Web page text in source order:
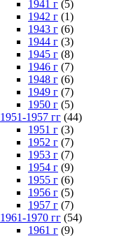
1941 г (5)
1942 г (1)
1943 г (6)
1944 г (3)
1945 г (8)
1946 г (7)
1948 г (6)
1949 г (7)
1950 г (5)
1951-1957 гг (44)
1951 г (3)
1952 г (7)
1953 г (7)
1954 г (9)
1955 г (6)
1956 г (5)
1957 г (7)
1961-1970 гг (54)
1961 г (9)